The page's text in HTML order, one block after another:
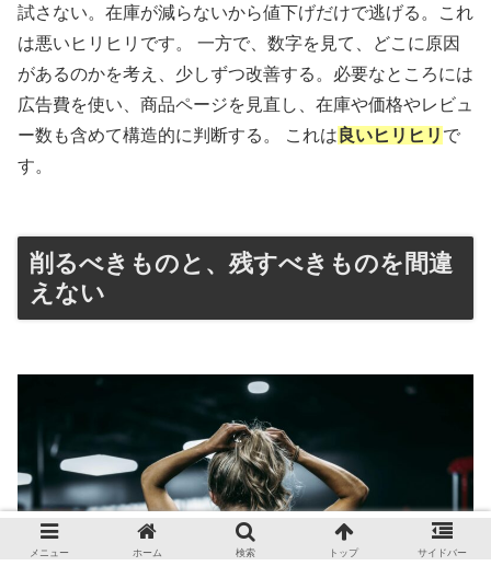
試さない。在庫が減らないから値下げだけで逃げる。これ
は悪いヒリヒリです。 一方で、数字を見て、どこに原因
があるのかを考え、少しずつ改善する。必要なところには
広告費を使い、商品ページを見直し、在庫や価格やレビュ
ー数も含めて構造的に判断する。 これは 良いヒリヒリ で
す。
削るべきものと、残すべきものを間違
えない
メニュー ホーム 検索 トップ サイドバー